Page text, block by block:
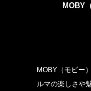
MOBY
MOBY（モビー
ルマの楽しさや